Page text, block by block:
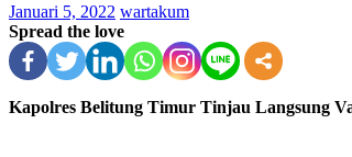
Januari 5, 2022 wartakum
Spread the love
Kapolres Belitung Timur Tinjau Langsung